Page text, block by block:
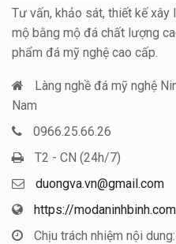
Tư vấn, khảo sát, thiết kế xây
mộ bằng mộ đá chất lượng
phẩm đá mỹ nghệ cao cấp.
Làng nghề đá mỹ nghệ
Nam
0966.25.66.26
T2 - CN (24h/7)
duongva.vn@gmail.com
https://modaninhbinh.com
Chịu trách nhiệm nội